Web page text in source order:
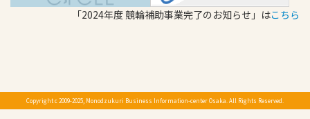
「2024年度 競輪補助事業完了のお知らせ」はこちら
Copyright c 2009-2025, Monodzukuri Business Information-center Osaka. All Rights Reserved.